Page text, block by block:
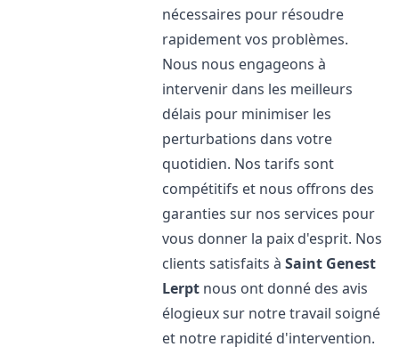
nécessaires pour résoudre
rapidement vos problèmes.
Nous nous engageons à
intervenir dans les meilleurs
délais pour minimiser les
perturbations dans votre
quotidien. Nos tarifs sont
compétitifs et nous offrons des
garanties sur nos services pour
vous donner la paix d'esprit. Nos
clients satisfaits àSaint Genest
Lerpt nous ont donné des avis
élogieux sur notre travail soigné
et notre rapidité d'intervention.